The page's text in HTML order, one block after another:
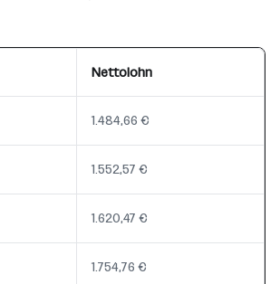
Nettolohn
1.484,66 €
1.552,57 €
1.620,47 €
1.754,76 €